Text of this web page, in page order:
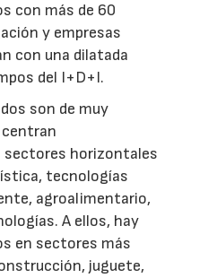
con más de 60
y empresas
con una dilatada
del I+D+I.
son de muy
sectores horizontales
tecnologías
agroalimentario,
A ellos, hay
en sectores más
juguete,